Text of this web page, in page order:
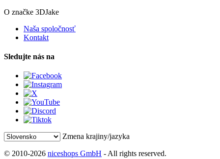
O značke 3DJake
Naša spoločnosť
Kontakt
Sledujte nás na
Zmena krajiny/jazyka
© 2010-2026 niceshops GmbH - All rights reserved.